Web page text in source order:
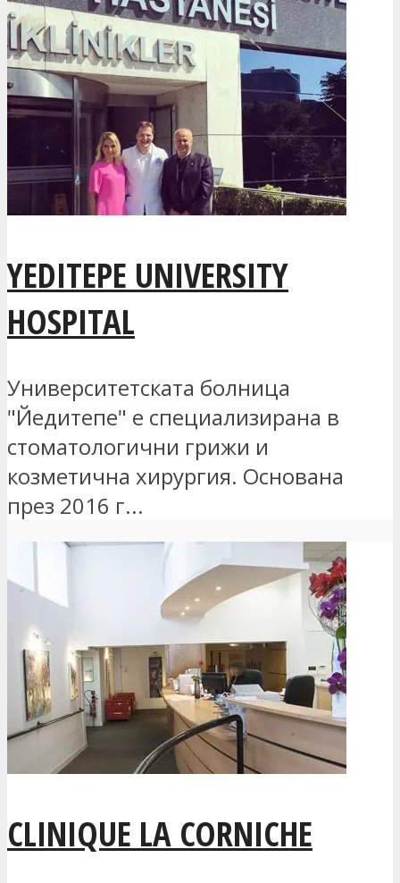
YEDITEPE UNIVERSITY
HOSPITAL
Университетската болница
"Йедитепе" е специализирана в
стоматологични грижи и
козметична хирургия. Основана
през 2016 г...
CLINIQUE LA CORNICHE